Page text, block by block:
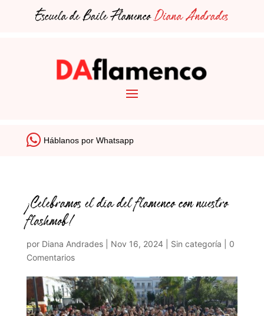
Escuela de Baile FlamencoDiana Andrades
Háblanos por Whatsapp
¡Celebramos el día del flamenco con nuestro
flashmob!
por Diana Andrades| Nov 16, 2024| Sin categoría
0
Comentarios